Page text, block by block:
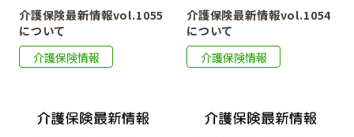
介護保険最新情報vol.1055
について
介護保険情報
介護保険最新情報vol.1054
について
介護保険情報